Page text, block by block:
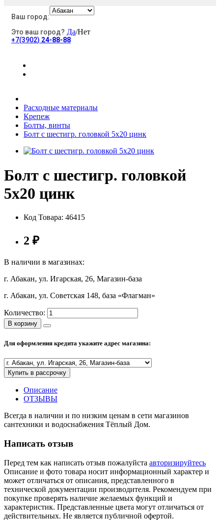
Электротовары
Хозяйственные товары
Строительные товары
Полезные статьи
Новости и Акции
Оплата и доставка
Сервис-центр
Адреса Сервис-центров
Условия возврата товара
Ваш город:
Это ваш город? Да/Нет
+7(3902) 24-88-88
Расходные материалы
Крепеж
Болты, винты
Болт с шестигр. головкой 5х20 цинк
Болт с шестигр. головкой
5х20 цинк
Код Товара: 46415
2 ₽
В наличии в магазинах:
г. Абакан, ул. Игарская, 26, Магазин-база
г. Абакан, ул. Советская 148, база «Флагман»
Количество:
В корзину
Для оформления кредита укажите адрес магазина:
Купить в рассрочку
Описание
ОТЗЫВЫ
Всегда в наличии и по низким ценам в сети магазинов
сантехники и водоснабжения Тёплый Дом.
Написать отзыв
Перед тем как написать отзыв пожалуйста авторизируйтесь
Описание и фото товара носит информационный характер и
может отличаться от описания, представленного в
технической документации производителя. Рекомендуем при
покупке проверять наличие желаемых функций и
характеристик. Представленные цвета могут отличаться от
действительных. Не является публичной офертой.